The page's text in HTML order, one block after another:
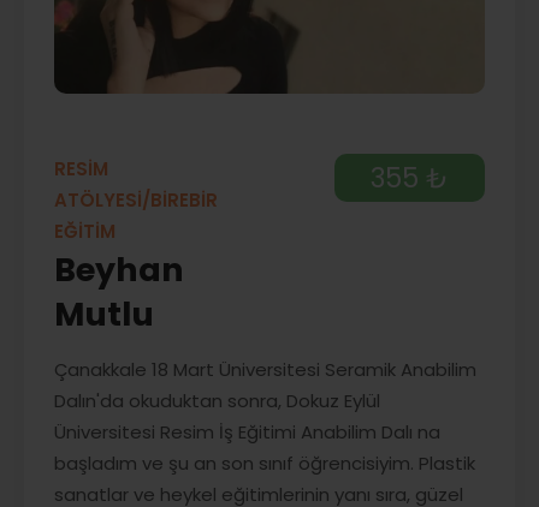
RESİM
ATÖLYESİ/BİREBİR
EĞİTİM
Beyhan
Mutlu
355 ₺
Çanakkale 18 Mart Üniversitesi Seramik Anabilim
Dalın'da okuduktan sonra, Dokuz Eylül
Üniversitesi Resim İş Eğitimi Anabilim Dalı na
başladım ve şu an son sınıf öğrencisiyim. Plastik
sanatlar ve heykel eğitimlerinin yanı sıra, güzel